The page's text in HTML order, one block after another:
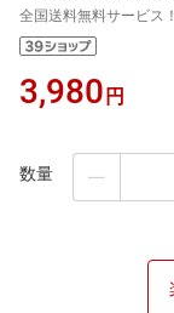
全国送料無料サービス
3,980 円
数量